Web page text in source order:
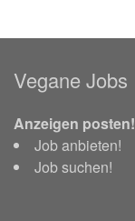
Vegane Jobs
Anzeigen posten!
Job anbieten!
Job suchen!